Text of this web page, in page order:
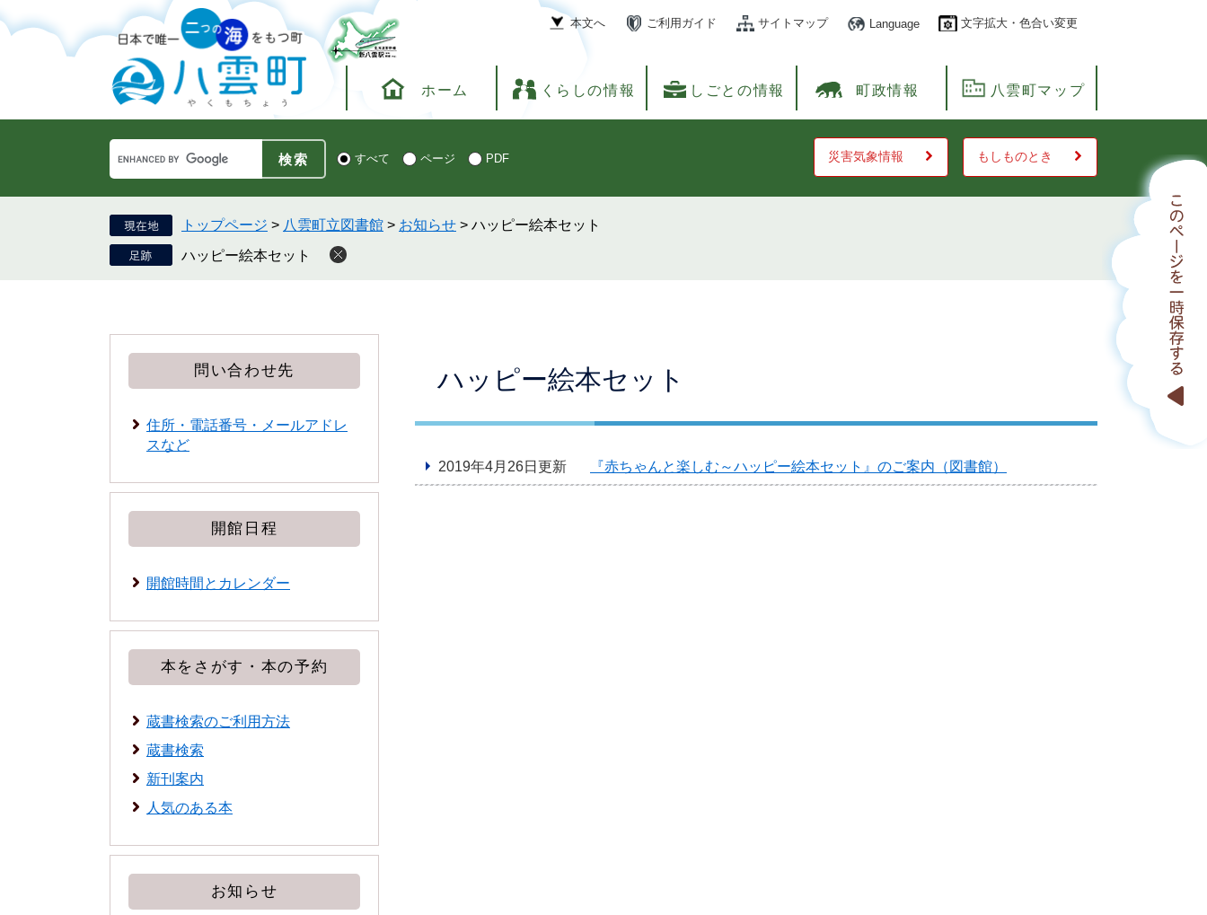
ー
で
ニ
ば
文
本文へ ご利用ガイド サイトマップ Language 文字拡大・色合い変更
ホーム くらしの情報 しごとの情報 町政情報 八雲町マップ
Google
カ
ス
タ
ム
検
検 すべて ページ PDF 災害気象情報 もしものとき
トップページ > 八雲町立図書館 > お知らせ > ハッピー絵本セット
ハッピー絵本セット
ハッピー絵本セット
2019年4月26日更新 『赤ちゃんと楽しむ～ハッピー絵本セット』のご案内（図書館）
問い合わせ先
住所・電話番号・メールアドレ
スなど
開館日程
開館時間とカレンダー
本をさがす・本の予約
蔵書検索のご利用方法
蔵書検索
新刊案内
人気のある本
お知らせ